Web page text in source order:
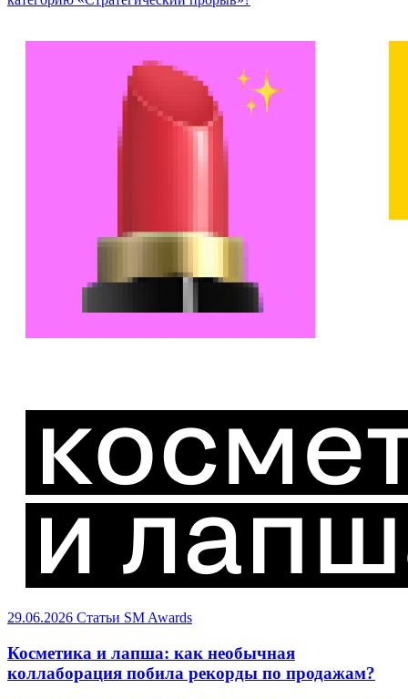
29.06.2026 Статьи SM Awards
Косметика и лапша: как необычная
коллаборация побила рекорды по продажам?